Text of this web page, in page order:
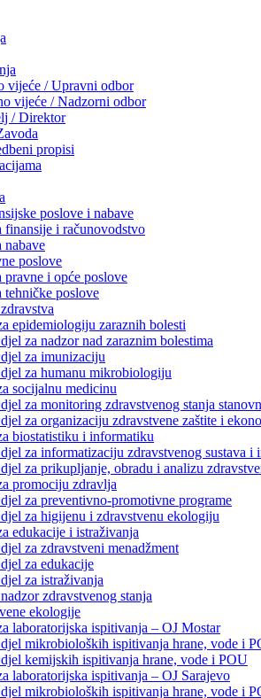
vijeće / Upravni odbor
vijeće / Nadzorni odbor
/ Direktor
propisi
poslove i nabave
finansije i računovodstvo
nabave
poslove
pravne i opće poslove
tehničke poslove
epidemiologiju zaraznih bolesti
za nadzor nad zaraznim bolestima
za imunizaciju
za humanu mikrobiologiju
socijalnu medicinu
za monitoring zdravstvenog stanja
za organizaciju zdravstvene zaštite i
biostatistiku i informatiku
za informatizaciju zdravstvenog sustava i
za prikupljanje, obradu i analizu
promociju zdravlja
za preventivno-promotivne programe
za higijenu i zdravstvenu ekologiju
edukacije i istraživanja
za zdravstveni menadžment
za edukacije
za istraživanja
zdravstvenog stanja
ekologije
laboratorijska ispitivanja – OJ Mostar
mikrobioloških ispitivanja hrane, vode i
kemijskih ispitivanja hrane, vode i POU
laboratorijska ispitivanja – OJ Sarajevo
mikrobioloških ispitivanja hrane, vode i